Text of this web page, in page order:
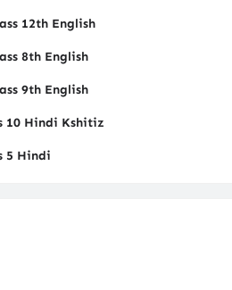
12th English
8th English
9th English
10 Hindi Kshitiz
5 Hindi